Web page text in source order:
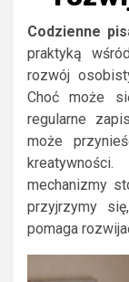
Codzienne
praktyką
rozwój
Choć może
regularne
może
mechanizmy
przyjrzymy
pomaga